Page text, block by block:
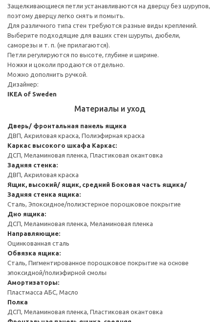
Защелкивающиеся петли устанавливаются на дверцу без шурупов,
поэтому дверцу легко снять и помыть.
Для различного типа стен требуются разные виды креплений.
Выберите подходящие для ваших стен шурупы, дюбели,
саморезы и т. п. (не прилагаются).
Петли регулируются по высоте, глубине и ширине.
Ножки и цоколи продаются отдельно.
Можно дополнить ручкой.
Дизайнер:
IKEA of Sweden
Материалы и уход
Дверь/ фронтальная панель ящика
ДВП, Акриловая краска, Полиэфирная краска
Каркас высокого шкафа Каркас:
ДСП, Меламиновая пленка, Пластиковая окантовка
Задняя стенка:
ДВП, Акриловая краска
Ящик, высокий/ ящик, средний Боковая часть ящика/
Задняя стенка ящика:
Сталь, Эпоксидное/полиэстерное порошковое покрытие
Дно ящика:
ДСП, Меламиновая пленка, Меламиновая пленка
Направляющие:
Оцинкованная сталь
Обвязка ящика:
Сталь, Пигментированное порошковое покрытие на основе
эпоксидной/полиэфирной смолы
Амортизаторы:
Пластмасса АБС, Масло
Полка
ДСП, Меламиновая пленка, Пластиковая окантовка